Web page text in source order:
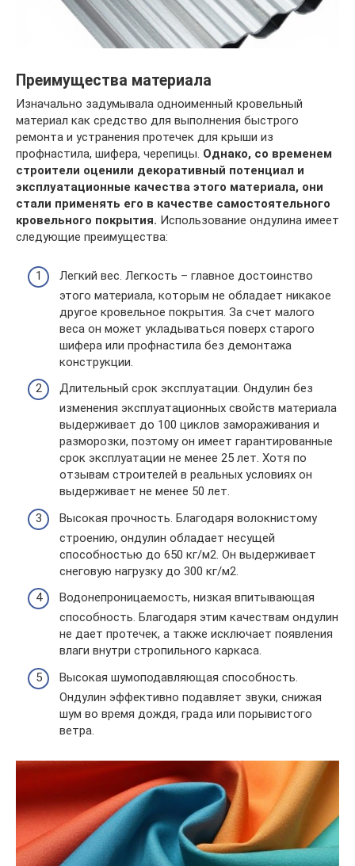
Преимущества материала
Изначально задумывала одноименный кровельный
материал как средство для выполнения быстрого
ремонта и устранения протечек для крыши из
профнастила, шифера, черепицы. Однако, со временем
строители оценили декоративный потенциал и
эксплуатационные качества этого материала, они
стали применять его в качестве самостоятельного
кровельного покрытия. Использование ондулина имеет
следующие преимущества:
Легкий вес. Легкость – главное достоинство
этого материала, которым не обладает никакое
другое кровельное покрытия. За счет малого
веса он может укладываться поверх старого
шифера или профнастила без демонтажа
конструкции.
Длительный срок эксплуатации. Ондулин без
изменения эксплуатационных свойств материала
выдерживает до 100 циклов замораживания и
разморозки, поэтому он имеет гарантированные
срок эксплуатации не менее 25 лет. Хотя по
отзывам строителей в реальных условиях он
выдерживает не менее 50 лет.
Высокая прочность. Благодаря волокнистому
строению, ондулин обладает несущей
способностью до 650 кг/м2. Он выдерживает
снеговую нагрузку до 300 кг/м2.
Водонепроницаемость, низкая впитывающая
способность. Благодаря этим качествам ондулин
не дает протечек, а также исключает появления
влаги внутри стропильного каркаса.
Высокая шумоподавляющая способность.
Ондулин эффективно подавляет звуки, снижая
шум во время дождя, града или порывистого
ветра.